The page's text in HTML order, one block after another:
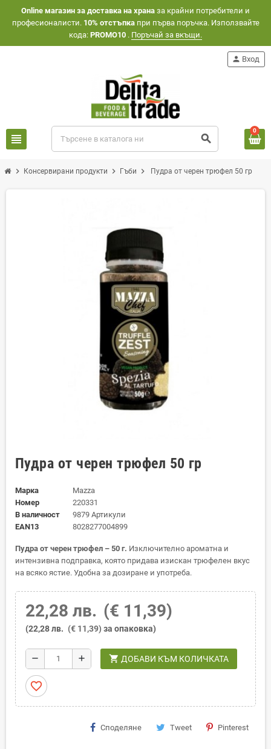
Оnline магазин за доставка на храна за крайни потребители и
професионалисти. 10% отстъпкапри първа поръчка. Използвайте
кода: PROMO10 . Поръчай за вкъщи.
view_headline search
person Вход
0
chevron_right Консервирани продукти chevron_right Гъби chevron_right Пудра от черен трюфел 50 гр
Пудра от черен трюфел 50 гр
Марка
Mazza
Номер
220331
В наличност
9879 Артикули
EAN13
8028277004899
Пудра от черен трюфел – 50 г. Изключително ароматна и
интензивна подправка, която придава изискан трюфелен вкус
на всяко ястие. Удобна за дозиране и употреба.
22,28 лв. (€ 11,39)
(22,28 лв. (€ 11,39) за опаковка)
remove add shopping_cart ДОБАВИ КЪМ КОЛИЧКАТА
favorite_border
Споделяне Tweet Pinterest